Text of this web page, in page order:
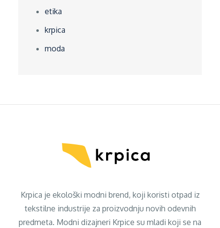
etika
krpica
moda
Krpica je ekološki modni brend, koji koristi otpad iz
tekstilne industrije za proizvodnju novih odevnih
predmeta. Modni dizajneri Krpice su mladi koji se na